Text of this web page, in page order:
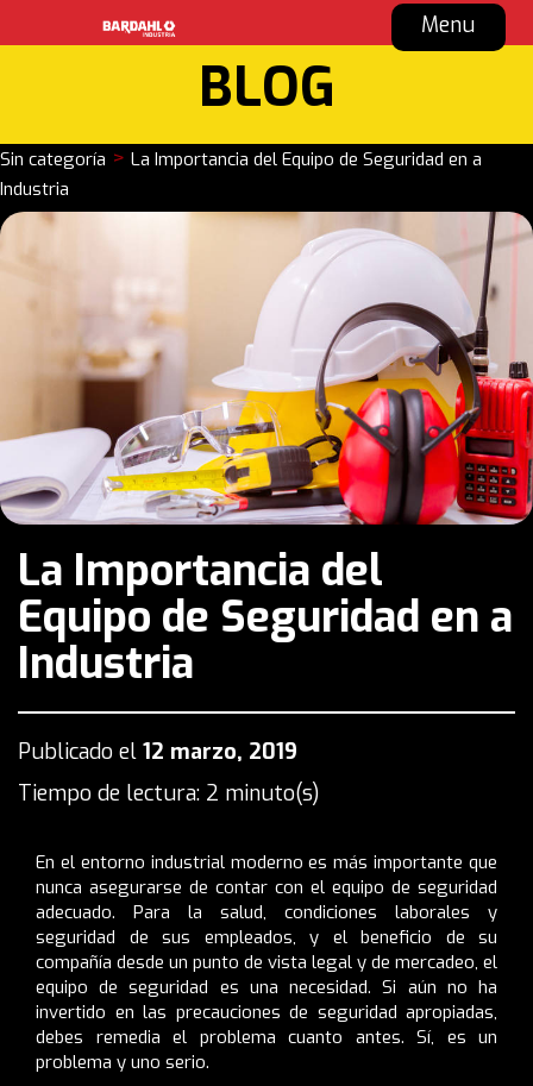
Menu
BLOG
Sin categoría > La Importancia del Equipo de Seguridad en a
Industria
La Importancia del
Equipo de Seguridad en a
Industria
Publicado el 12 marzo, 2019
Tiempo de lectura: 2 minuto(s)
En el entorno industrial moderno es más importante que
nunca asegurarse de contar con el equipo de seguridad
adecuado. Para la salud, condiciones laborales y
seguridad de sus empleados, y el beneficio de su
compañía desde un punto de vista legal y de mercadeo, el
equipo de seguridad es una necesidad. Si aún no ha
invertido en las precauciones de seguridad apropiadas,
debes remedia el problema cuanto antes. Sí, es un
problema y uno serio.